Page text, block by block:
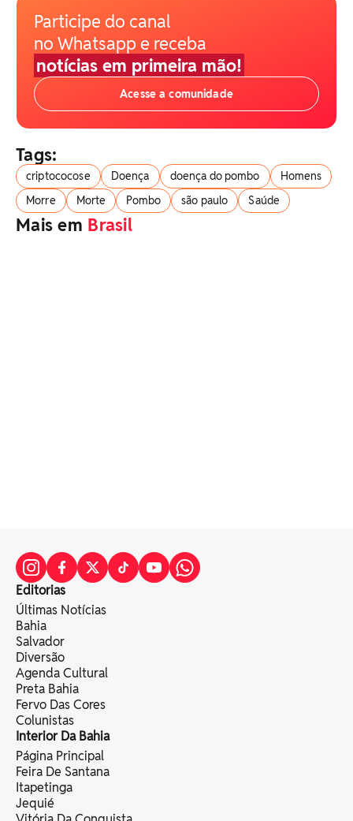
Participe do canal
no Whatsapp e receba
notícias em primeira mão!
Acesse a comunidade
Tags:
criptococose Doença doença do pombo
Homens
Morre
Morte Pombo são paulo Saúde
Mais em Brasil
Editorias
Últimas Notícias
Bahia
Salvador
Diversão
Agenda Cultural
Preta Bahia
Fervo Das Cores
Colunistas
Interior Da Bahia
Página Principal
Feira De Santana
Itapetinga
Jequié